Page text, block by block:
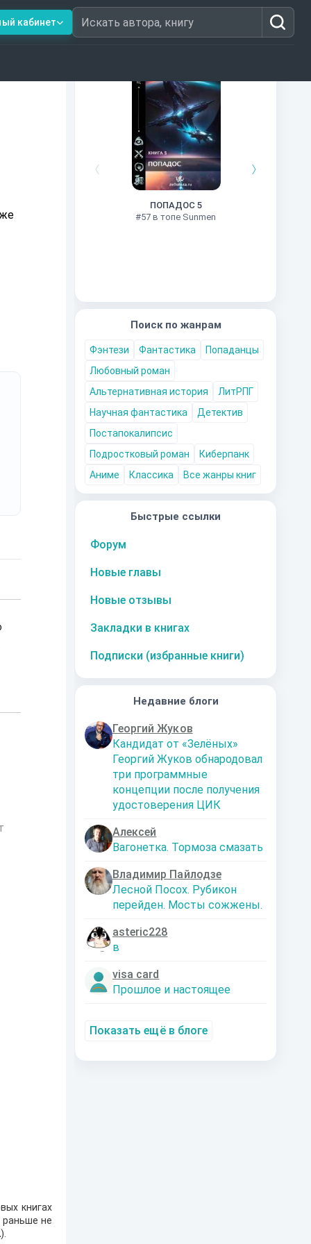
кабинет Искать автора, книгу
Книги из топ-100
ПОПАДОС 5
#57 в топе Sunmen
Поиск по жанрам
Фэнтези Фантастика
Попаданцы
Любовный роман
Альтернативная история
ЛитРПГ
Научная фантастика
Детектив
Постапокалипсис
Подростковый роман
Киберпанк
Аниме
Классика Все жанры книг
Быстрые ссылки
Форум
Новые главы
Новые отзывы
Закладки в книгах
Подписки (избранные книги)
Недавние блоги
Георгий Жуков
Кандидат от «Зелёных»
Георгий Жуков обнародовал
три программные
концепции после получения
удостоверения ЦИК
Алексей
Вагонетка. Тормоза смазать
Владимир Пайлодзе
Лесной Посох. Рубикон
перейден. Мосты сожжены.
asteric228
в
visa card
Прошлое и настоящее
Показать ещё в блоге
книгах
раньше не
).